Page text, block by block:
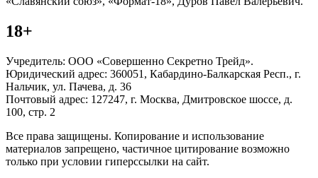
18+
Учредитель: ООО «Совершенно Секретно Трейд».
Юридический адрес: 360051, Кабардино-Балкарская Респ., г.
Нальчик, ул. Пачева, д. 36
Почтовый адрес: 127247, г. Москва, Дмитровское шоссе, д.
100, стр. 2
Все права защищены. Копирование и использование
материалов запрещено, частичное цитирование возможно
только при условии гиперссылки на сайт.